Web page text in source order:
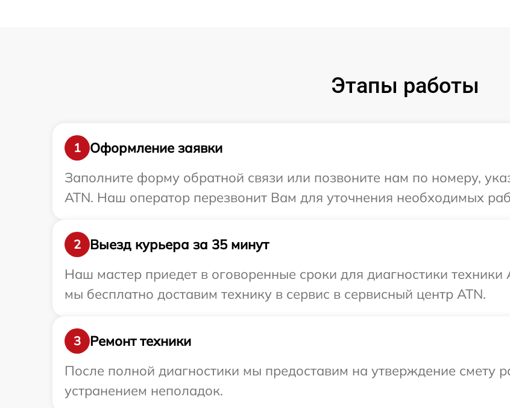
Этапы работы
1
Оформление заявки
Заполните форму обратной связи или позвоните нам по номеру,
ATN. Наш оператор перезвонит Вам для уточнения необходимых
2
Выезд курьера за 35 минут
Наш мастер приедет в оговоренные сроки для диагностики техники
мы бесплатно доставим технику в сервис в сервисный центр ATN.
3
Ремонт техники
После полной диагностики мы предоставим на утверждение смету
устранением неполадок.